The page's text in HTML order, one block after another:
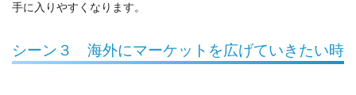
手に入りやすくなります。
シーン３ 海外にマーケットを広げていきたい時